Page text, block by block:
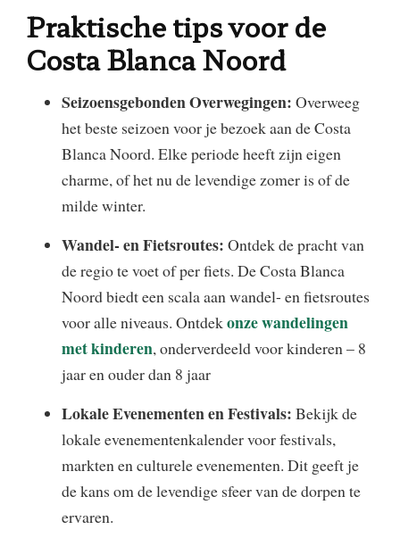
Praktische tips voor de
Costa Blanca Noord
Seizoensgebonden Overwegingen: Overweeg
het beste seizoen voor je bezoek aan de Costa
Blanca Noord. Elke periode heeft zijn eigen
charme, of het nu de levendige zomer is of de
milde winter.
Wandel- en Fietsroutes: Ontdek de pracht van
de regio te voet of per fiets. De Costa Blanca
Noord biedt een scala aan wandel- en fietsroutes
voor alle niveaus. Ontdekonze wandelingen
met kinderen, onderverdeeld voor kinderen – 8
jaar en ouder dan 8 jaar
Lokale Evenementen en Festivals: Bekijk de
lokale evenementenkalender voor festivals,
markten en culturele evenementen. Dit geeft je
de kans om de levendige sfeer van de dorpen te
ervaren.